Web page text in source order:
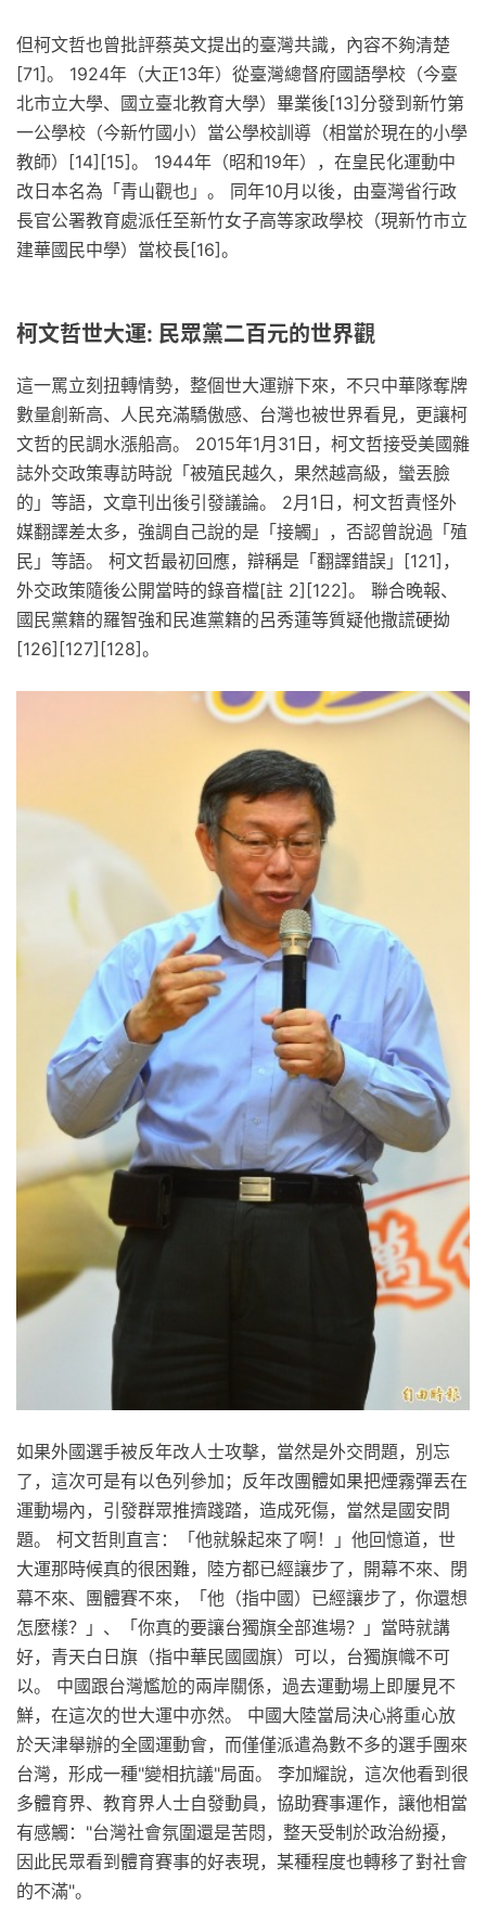
但柯文哲也曾批評蔡英文提出的臺灣共識，內容不夠清楚
[71]。 1924年（大正13年）從臺灣總督府國語學校（今臺
北市立大學、國立臺北教育大學）畢業後[13]分發到新竹第
一公學校（今新竹國小）當公學校訓導（相當於現在的小學
教師）[14][15]。 1944年（昭和19年），在皇民化運動中
改日本名為「青山觀也」。 同年10月以後，由臺灣省行政
長官公署教育處派任至新竹女子高等家政學校（現新竹市立
建華國民中學）當校長[16]。
柯文哲世大運: 民眾黨二百元的世界觀
這一罵立刻扭轉情勢，整個世大運辦下來，不只中華隊奪牌
數量創新高、人民充滿驕傲感、台灣也被世界看見，更讓柯
文哲的民調水漲船高。 2015年1月31日，柯文哲接受美國雜
誌外交政策專訪時說「被殖民越久，果然越高級，蠻丟臉
的」等語，文章刊出後引發議論。 2月1日，柯文哲責怪外
媒翻譯差太多，強調自己說的是「接觸」，否認曾說過「殖
民」等語。 柯文哲最初回應，辯稱是「翻譯錯誤」[121]，
外交政策隨後公開當時的錄音檔[註 2][122]。 聯合晚報、
國民黨籍的羅智強和民進黨籍的呂秀蓮等質疑他撒謊硬拗
[126][127][128]。
如果外國選手被反年改人士攻擊，當然是外交問題，別忘
了，這次可是有以色列參加；反年改團體如果把煙霧彈丟在
運動場內，引發群眾推擠踐踏，造成死傷，當然是國安問
題。 柯文哲則直言：「他就躲起來了啊！」他回憶道，世
大運那時候真的很困難，陸方都已經讓步了，開幕不來、閉
幕不來、團體賽不來，「他（指中國）已經讓步了，你還想
怎麼樣？」、「你真的要讓台獨旗全部進場？」當時就講
好，青天白日旗（指中華民國國旗）可以，台獨旗幟不可
以。 中國跟台灣尷尬的兩岸關係，過去運動場上即屢見不
鮮，在這次的世大運中亦然。 中國大陸當局決心將重心放
於天津舉辦的全國運動會，而僅僅派遣為數不多的選手團來
台灣，形成一種"變相抗議"局面。 李加耀說，這次他看到很
多體育界、教育界人士自發動員，協助賽事運作，讓他相當
有感觸："台灣社會氛圍還是苦悶，整天受制於政治紛擾，
因此民眾看到體育賽事的好表現，某種程度也轉移了對社會
的不滿"。